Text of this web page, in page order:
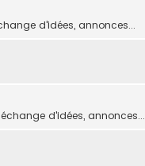
d'idées, annonces...
d'idées, annonces...